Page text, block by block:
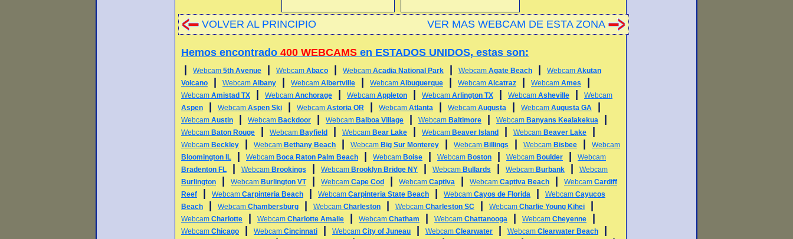
VOLVER AL PRINCIPIO VER MAS WEBCAM DE ESTA ZONA
Hemos encontrado 400 WEBCAMS en ESTADOS UNIDOS, estas son:
Webcam 5th Avenue Webcam Abaco Webcam Acadia National Park Webcam Agate Beach Webcam Akutan
Volcano
Webcam Albany Webcam Albertville Webcam Albuquerque Webcam Alcatraz Webcam Ames
Webcam Amistad TX Webcam Anchorage Webcam Appleton Webcam Arlington TX Webcam Asheville
Webcam
Aspen
Webcam Aspen Ski Webcam Astoria OR Webcam Atlanta Webcam Augusta Webcam Augusta GA
Webcam Austin Webcam Backdoor Webcam Balboa Village Webcam Baltimore Webcam Banyans Kealakekua
Webcam Baton Rouge Webcam Bayfield Webcam Bear Lake Webcam Beaver Island Webcam Beaver Lake
Webcam Beckley Webcam Bethany Beach Webcam Big Sur Monterey Webcam Billings Webcam Bisbee
Webcam
Bloomington IL
Webcam Boca Raton Palm Beach Webcam Boise Webcam Boston Webcam Boulder
Webcam
Bradenton FL
Webcam Brookings Webcam Brooklyn Bridge NY Webcam Bullards Webcam Burbank
Webcam
Burlington
Webcam Burlington VT Webcam Cape Cod Webcam Captiva Webcam Captiva Beach Webcam Cardiff
Reef
Webcam Carpinteria Beach Webcam Carpinteria State Beach Webcam Cayos de Florida Webcam Cayucos
Beach
Webcam Chambersburg Webcam Charleston Webcam Charleston SC Webcam Charlie Young Kihei
Webcam Charlotte Webcam Charlotte Amalie Webcam Chatham Webcam Chattanooga Webcam Cheyenne
Webcam Chicago Webcam Cincinnati Webcam City of Juneau Webcam Clearwater Webcam Clearwater Beach